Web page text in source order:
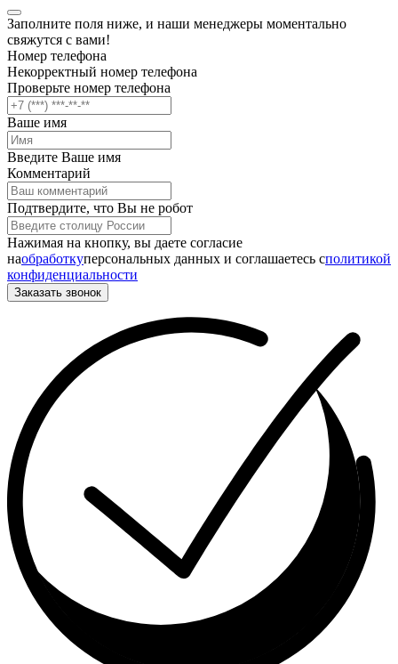
Заполните поля ниже, и наши менеджеры моментально
свяжутся с вами!
Номер телефона
Некорректный номер телефона
Проверьте номер телефона
Ваше имя
Введите Ваше имя
Комментарий
Подтвердите, что Вы не робот
Нажимая на кнопку, вы даете согласие
наобработкуперсональных данных и соглашаетесь cполитикой
конфиденциальности
Заказать звонок